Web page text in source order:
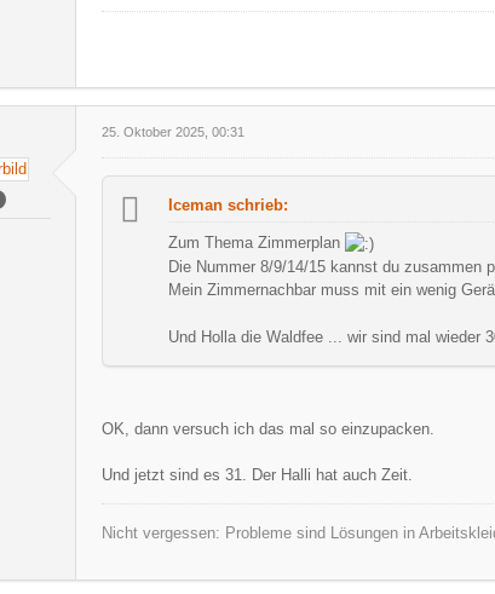
25. Oktober 2025, 00:31
Iceman schrieb:
Zum Thema Zimmerplan
Die Nummer 8/9/14/15 kannst du zusammen
Mein Zimmernachbar muss mit ein wenig
Und Holla die Waldfee ... wir sind mal wieder
OK, dann versuch ich das mal so einzupacken.
Und jetzt sind es 31. Der Halli hat auch Zeit.
Nicht vergessen: Probleme sind Lösungen in